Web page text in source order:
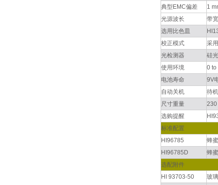
典型EMC偏差
1
光源波长
带
选用比色皿
校正模式
采
光检测器
硅
使用环境
0 to
电池寿命
9V
自动关机
待
尺寸重量
230
选购提醒
标准配置
HI96785
蜂
HI96785D
蜂
选配附件
HI 93703-50
玻